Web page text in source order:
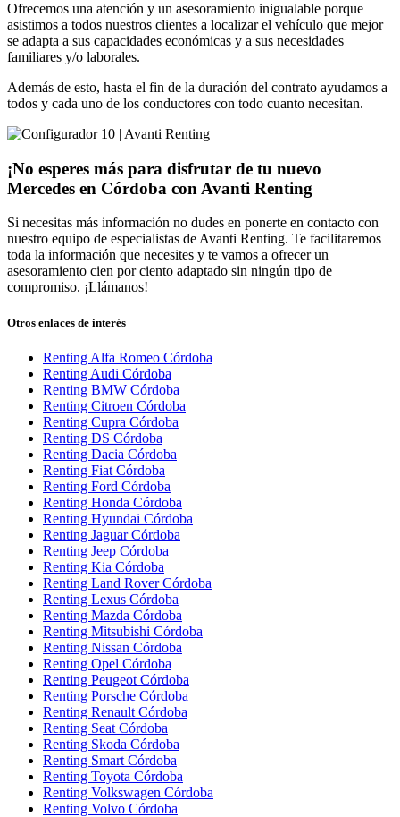
Ofrecemos una atención y un asesoramiento inigualable porque
asistimos a todos nuestros clientes a localizar el vehículo que mejor
se adapta a sus capacidades económicas y a sus necesidades
familiares y/o laborales.
Además de esto, hasta el fin de la duración del contrato ayudamos a
todos y cada uno de los conductores con todo cuanto necesitan.
¡No esperes más para disfrutar de tu nuevo
Mercedes en Córdoba con Avanti Renting
Si necesitas más información no dudes en ponerte en contacto con
nuestro equipo de especialistas de Avanti Renting. Te facilitaremos
toda la información que necesites y te vamos a ofrecer un
asesoramiento cien por ciento adaptado sin ningún tipo de
compromiso. ¡Llámanos!
Otros enlaces de interés
Renting Alfa Romeo Córdoba
Renting Audi Córdoba
Renting BMW Córdoba
Renting Citroen Córdoba
Renting Cupra Córdoba
Renting DS Córdoba
Renting Dacia Córdoba
Renting Fiat Córdoba
Renting Ford Córdoba
Renting Honda Córdoba
Renting Hyundai Córdoba
Renting Jaguar Córdoba
Renting Jeep Córdoba
Renting Kia Córdoba
Renting Land Rover Córdoba
Renting Lexus Córdoba
Renting Mazda Córdoba
Renting Mitsubishi Córdoba
Renting Nissan Córdoba
Renting Opel Córdoba
Renting Peugeot Córdoba
Renting Porsche Córdoba
Renting Renault Córdoba
Renting Seat Córdoba
Renting Skoda Córdoba
Renting Smart Córdoba
Renting Toyota Córdoba
Renting Volkswagen Córdoba
Renting Volvo Córdoba